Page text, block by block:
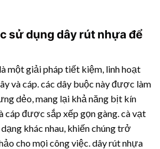
sử dụng dây rút nhựa để
là một giải pháp tiết kiệm, linh hoạt
và cáp. các dây buộc này được làm
dẻo, mang lại khả năng bịt kín
cáp được sắp xếp gọn gàng. cà vạt
khác nhau, khiến chúng trở
cho mọi công việc. dây rút nhựa